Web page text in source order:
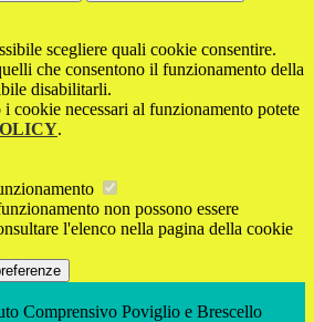
scegliere quali cookie consentire.
che consentono il funzionamento della
disabilitarli.
cookie necessari al funzionamento potete
.
non possono essere
l'elenco nella pagina della cookie
Comprensivo Poviglio e Brescello